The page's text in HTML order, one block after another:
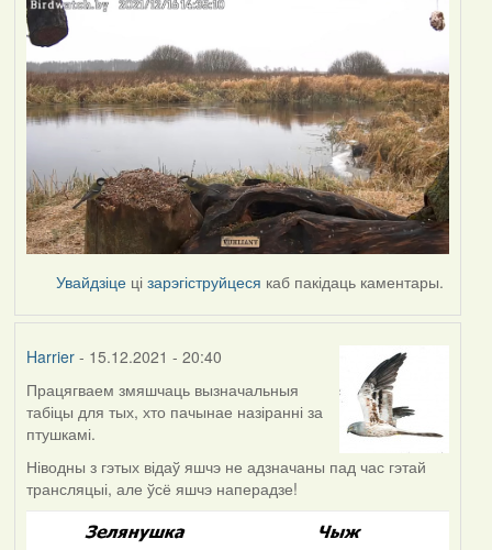
Увайдзіце цізарэгіструйцеся каб пакідаць каментары.
Harrier- 15.12.2021 - 20:40
Працягваем змяшчаць вызначальныя
табіцы для тых, хто пачынае назіранні за
птушкамі.
Ніводны з гэтых відаў яшчэ не адзначаны пад час гэтай
трансляцыі, але ўсё яшчэ наперадзе!